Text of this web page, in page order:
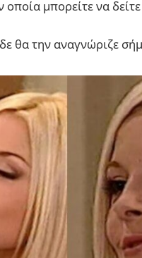
μπορείτε να
θα την αναγνώριζε